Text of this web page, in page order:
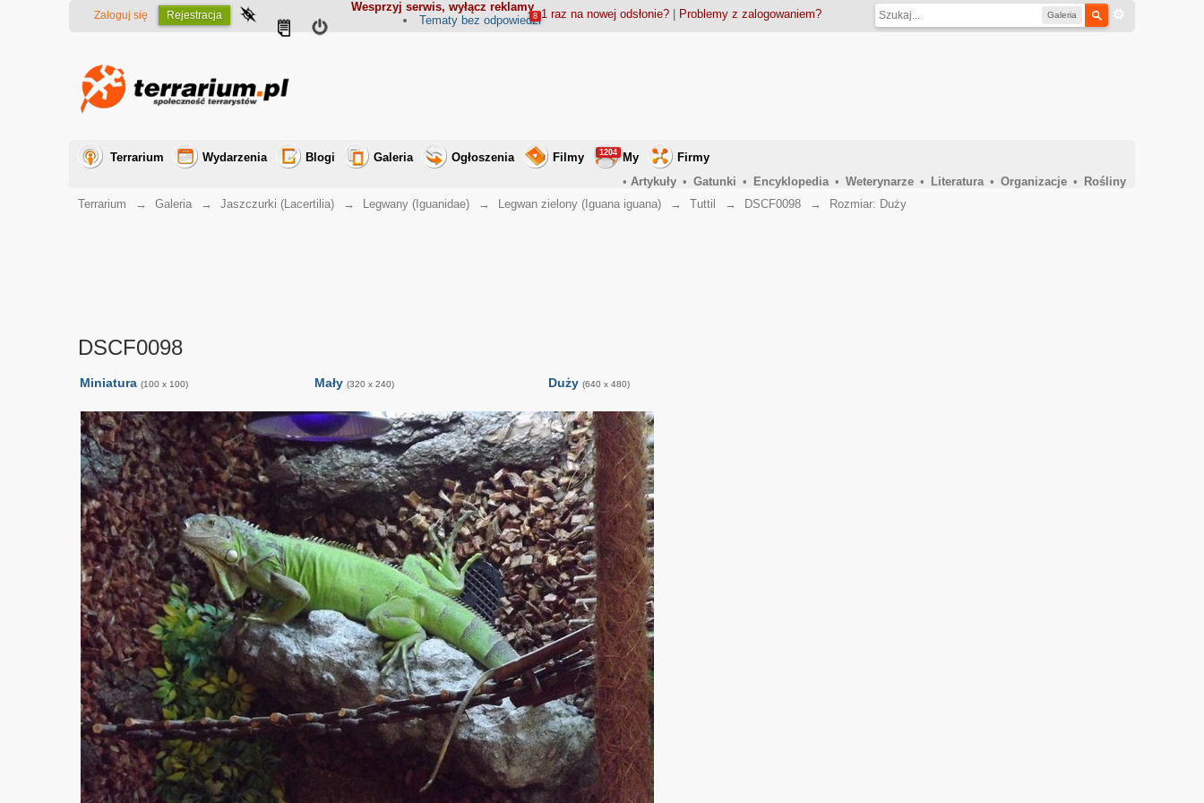
Wesprzyj serwis, wyłącz reklamy
Galeria
Zaloguj się Rejestracja 1 raz na nowej odsłonie?| Problemy z zalogowaniem?
Tematy bez odpowiedzi
8
Terrarium Wydarzenia Blogi Galeria Ogłoszenia Filmy My
1204
Firmy
• Artykuły • Gatunki • Encyklopedia • Weterynarze • Literatura • Organizacje •
Rośliny
Terrarium
→ Galeria → Jaszczurki (Lacertilia) → Legwany (Iguanidae) → Legwan zielony (Iguana iguana) → Tuttil → DSCF0098 → Rozmiar: Duży
DSCF0098
Miniatura (100 x 100) Mały (320 x 240) Duży (640 x 480)